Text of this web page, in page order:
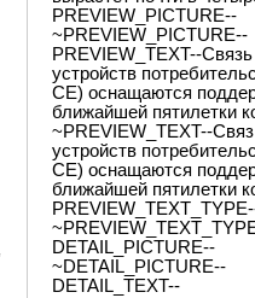
PREVIEW_PICTURE--
~PREVIEW_PICTURE--
PREVIEW_TEXT--
устройств
CE) оснащаются
ближайшей пятилетки
~PREVIEW_TEXT--
устройств
CE) оснащаются
ближайшей пятилетки
DETAIL_PICTURE--
~DETAIL_PICTURE--
DETAIL_TEXT--